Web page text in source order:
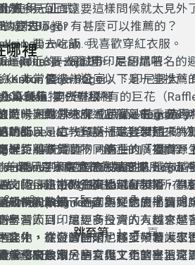
的節目是由教育廣播電台製播，為
，特別準備了不同語種的廣播資源
台灣人到印尼經商投資的人越來越
文化、旅遊的往來也越發頻繁，學
成一股熱潮。
新南向政策，語言與文化的學習可
學習節目，讓更多台灣人有機會學
此外，在台灣的印尼移工、看護工
會和來自印尼的看護工更緊密地交
容中，從發音開始，逐步帶領大家
，也跟大家分享文化，希望真正達
真多元」
城市 Bogor 有甚麼可以推薦的？
達附近的一個城市，是印尼著名的
，非常值得一遊。以下是一些推薦
Kebun Raya Bogor）：印尼最大、
種植物，包括稀有的巨花（
民时期的总统府（Istana Bogor）
Indonesia：這是一個結合野生動
近距離觀賞動物。晚上的「夜間野
有趣，是家庭旅行的好選擇。
： 一種酸辣水果或蔬菜沙拉，使
： 傳統湯麵，內有牛肉、麵條、
一種用芋頭製作的甜點，是 Bogor
的節目是由教育廣播電台製播，為
，特別準備了不同語種的廣播資源
台灣人到印尼經商投資的人越來越
文化、旅遊的往來也越發頻繁，學
成一股熱潮。
新南向政策，語言與文化的學習可
使用（正式）
的意思
baju merah.我喜歡穿紅衣服。
Indonesia saja.用印尼語講吧
真多元」
遊卡」或「一卡通」就是E-
功能。
友，見到面還要這樣問候就太見外
學」
要去哪裡?
要去吃飯。
jalan.要去逛逛。
kantor.要去辦公室。
sekolah.要去學校。
睛」
裡
（名詞）pergi ke kantor
動詞）pergi kerja
真多元」
哪裡
第56集 廁所在哪裡
時候，對你來說，甚麼是最重要的
。所以，這一句話一定要學起來，
學」
di mana?不好意思，請問廁所在哪
di mana?不好意思，請問廁所在
mandi di mana?不好意思，請問
裡。
。
。
2 3 4 5 6 7 8 9
跳至第 頁